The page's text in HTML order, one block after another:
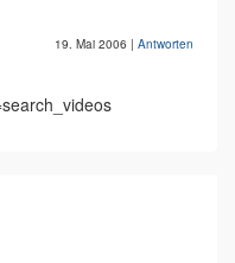
19. Mai 2006 | Antworten